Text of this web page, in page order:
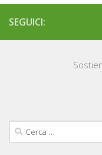
SEGUICI:
Ricerca
per: